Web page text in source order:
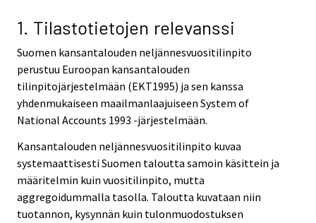
1. Tilastotietojen relevanssi
Suomen kansantalouden neljännesvuositilinpito
perustuu Euroopan kansantalouden
tilinpitojärjestelmään (EKT1995) ja sen kanssa
yhdenmukaiseen maailmanlaajuiseen System of
National Accounts 1993 -järjestelmään.
Kansantalouden neljännesvuositilinpito kuvaa
systemaattisesti Suomen taloutta samoin käsittein ja
määritelmin kuin vuositilinpito, mutta
aggregoidummalla tasolla. Taloutta kuvataan niin
tuotannon, kysynnän kuin tulonmuodostuksen